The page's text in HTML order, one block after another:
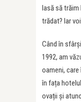
lasă să trăim
trădat? Iar
Când în
1992, am
oameni,
în fața
ovații și